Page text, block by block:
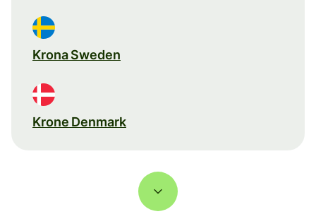
Krona Sweden
Krone Denmark